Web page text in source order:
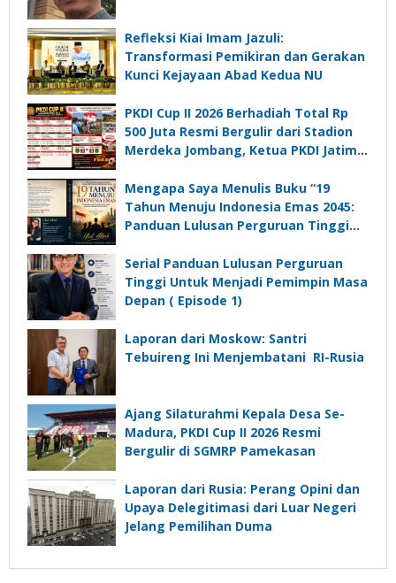
Refleksi Kiai Imam Jazuli:
Transformasi Pemikiran dan Gerakan
Kunci Kejayaan Abad Kedua NU
PKDI Cup II 2026 Berhadiah Total Rp
500 Juta Resmi Bergulir dari Stadion
Merdeka Jombang, Ketua PKDI Jatim:
Komunikasi Kades untuk Memajukan
Desa
Mengapa Saya Menulis Buku “19
Tahun Menuju Indonesia Emas 2045:
Panduan Lulusan Perguruan Tinggi
Depan”?
Serial Panduan Lulusan Perguruan
Tinggi Untuk Menjadi Pemimpin Masa
Depan ( Episode 1)
Laporan dari Moskow: Santri
Tebuireng Ini Menjembatani RI-Rusia
Ajang Silaturahmi Kepala Desa Se-
Madura, PKDI Cup II 2026 Resmi
Bergulir di SGMRP Pamekasan
Laporan dari Rusia: Perang Opini dan
Upaya Delegitimasi dari Luar Negeri
Jelang Pemilihan Duma